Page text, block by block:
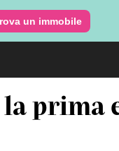
un immobile
prima